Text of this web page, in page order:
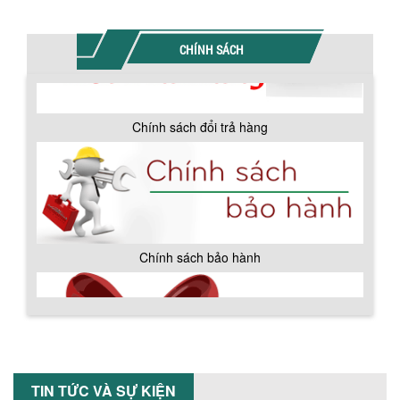
CHÍNH SÁCH
TIN TỨC VÀ SỰ KIỆN
BỒN CHỨA GIẢI NHIỆT SƠN, MỰC IN
tạo gồm 2 lớp inox và được dùng để
làm giảm nhiệt độ của nguyên...
MÁY TRỘN BỘT KHÔ 500KG
Máy trộn bột khô 500kg được thiết kế
thân bồn nằm ngang, với cánh trộn bột
xoay đảo thuận nghịch. Vật liệu...